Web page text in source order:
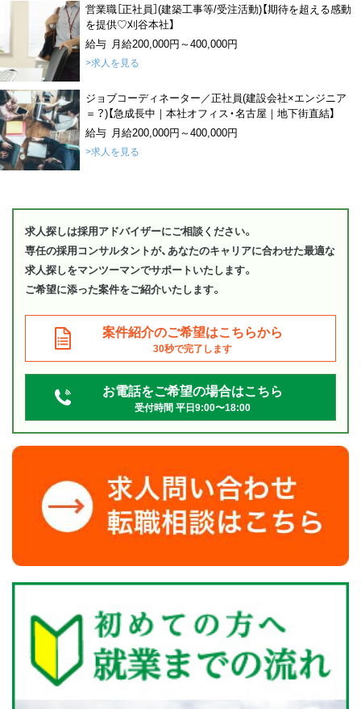
営業職［正社員］(建築工事等/受注活動)【期待を超える感動
を提供♡刈谷本社】
給与 月給200,000円～400,000円
>求人を見る
ジョブコーディネーター／正社員(建設会社×エンジニア
＝？)【急成長中｜本社オフィス・名古屋｜地下街直結】
給与 月給200,000円～400,000円
>求人を見る
求人探しは採用アドバイザーにご相談ください。
専任の採用コンサルタントが、あなたのキャリアに合わせた最適な
求人探しをマンツーマンでサポートいたします。
ご希望に添った案件をご紹介いたします。
案件紹介のご希望はこちらから
30秒で完了します
お電話をご希望の場合はこちら
受付時間 平日9:00〜18:00